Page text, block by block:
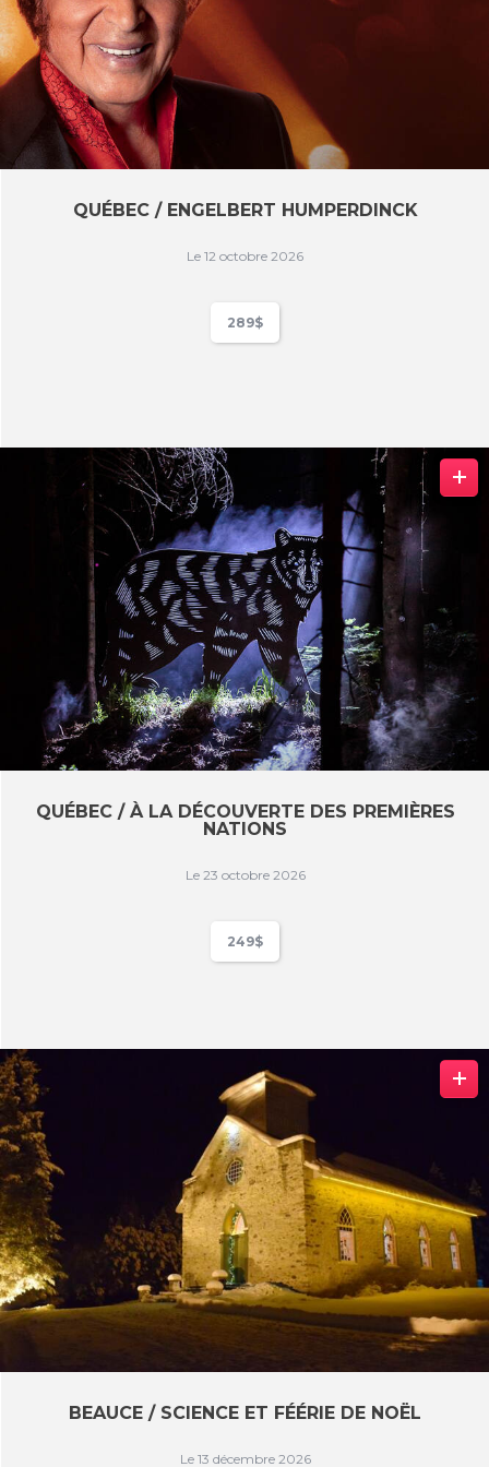
QUÉBEC / ENGELBERT HUMPERDINCK
Le 12 octobre 2026
289$
QUÉBEC / À LA DÉCOUVERTE DES PREMIÈRES
NATIONS
Le 23 octobre 2026
249$
BEAUCE / SCIENCE ET FÉÉRIE DE NOËL
Le 13 décembre 2026